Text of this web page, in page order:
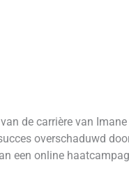
de carrière van
overschaduwd
een online